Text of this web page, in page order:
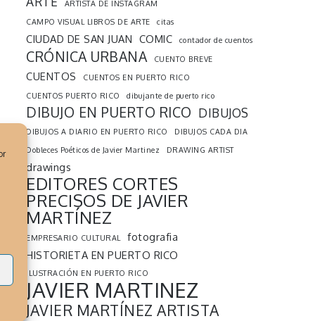
ARTISTA DE INSTAGRAM
CAMPO VISUAL LIBROS DE ARTE
citas
CIUDAD DE SAN JUAN COMIC contador de cuentos
CRÓNICA URBANA CUENTO BREVE
CUENTOS
CUENTOS EN PUERTO RICO
CUENTOS PUERTO RICO
dibujante de puerto rico
DIBUJO EN PUERTO RICO DIBUJOS
DIBUJOS A DIARIO EN PUERTO RICO
DIBUJOS CADA DIA
Dobleces Poéticos de Javier Martinez
DRAWING ARTIST
drawings
EDITORES CORTES
PRECISOS DE JAVIER
MARTÍNEZ
EMPRESARIO CULTURAL
fotografia
HISTORIETA EN PUERTO RICO
ILUSTRACIÓN EN PUERTO RICO
JAVIER MARTINEZ
JAVIER MARTÍNEZ ARTISTA